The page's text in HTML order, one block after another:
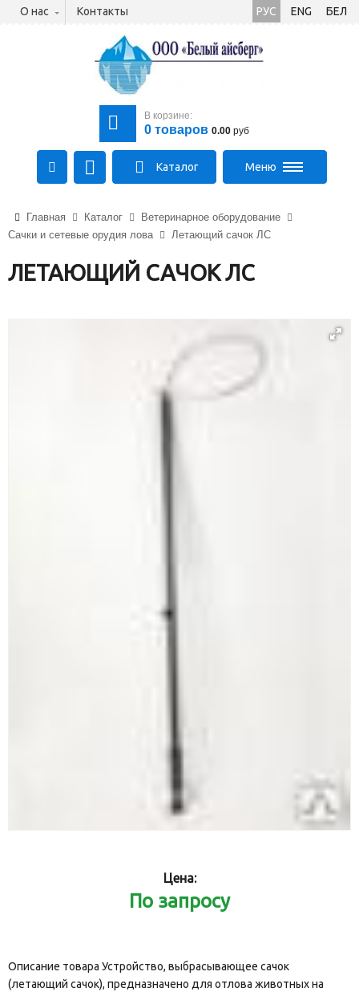
О нас Контакты РУС ENG БЕЛ
В корзине:
0 товаров 0.00 руб
+375 (29) 710-23-43
+375 (33) 315-03-03
aysberg-sales@yandex.by
Каталог Меню
Главная Каталог
Ветеринарное оборудование
Сачки и сетевые орудия лова
Летающий сачок ЛС
ЛЕТАЮЩИЙ САЧОК ЛС
Цена:
По запросу
Описание товара Устройство, выбрасывающее сачок
(летающий сачок), предназначено для отлова животных на